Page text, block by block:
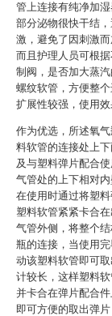
管上连接有纯净加
部分泌物很快干结
激，避免了因刺激
而且护理人员可根
制阀，是否加大蒸
螺纹软管，方便整
扩展性较强，使用效
作为优选，所述氧
料软管的连接处上
及与塑料弹片配合
气管处的上下相对
在使用时通过将塑
塑料软管紧紧卡合
气管外侧，将整个
瓶的连接，当使用
动该塑料软管即可
计较长，这样塑料
并卡合在弹片配合
即可方便的取出弹